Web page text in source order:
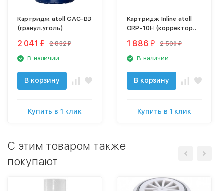
Картридж atoll GAC-BB
(гранул.уголь)
2 041 ₽ 2 832 ₽
В наличии
В корзину
Купить в 1 клик
Картридж Inline atoll
ORP-10H (корректор
1 886 ₽ 2 500 ₽
В наличии
В корзину
Купить в 1 клик
C этим товаром также
покупают